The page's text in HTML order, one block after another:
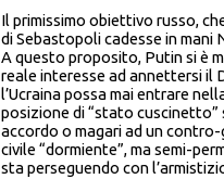
Il primissimo obiettivo russo,
di Sebastopoli cadesse in
A questo proposito, Putin si è
reale interesse ad annettersi il
l’Ucraina possa mai entrare
posizione di “stato cuscinetto”
accordo o magari ad un
civile “dormiente”, ma semi-
sta perseguendo con